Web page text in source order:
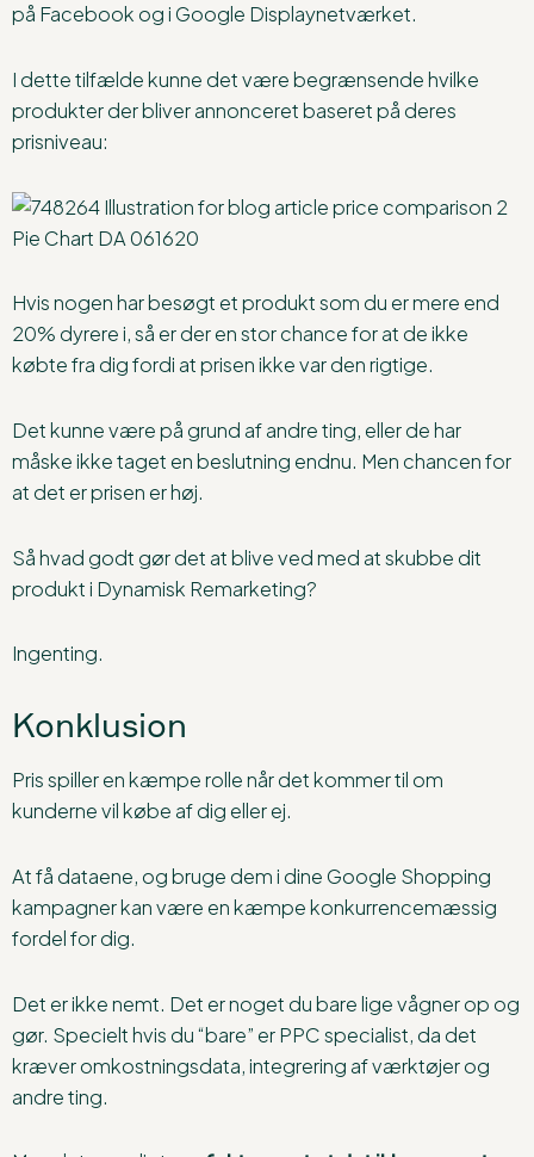
på Facebook og i Google Displaynetværket.
I dette tilfælde kunne det være begrænsende hvilke
produkter der bliver annonceret baseret på deres
prisniveau:
Hvis nogen har besøgt et produkt som du er mere end
20% dyrere i, så er der en stor chance for at de ikke
købte fra dig fordi at prisen ikke var den rigtige.
Det kunne være på grund af andre ting, eller de har
måske ikke taget en beslutning endnu. Men chancen for
at det er prisen er høj.
Så hvad godt gør det at blive ved med at skubbe dit
produkt i Dynamisk Remarketing?
Ingenting.
Konklusion
Pris spiller en kæmpe rolle når det kommer til om
kunderne vil købe af dig eller ej.
At få dataene, og bruge dem i dine Google Shopping
kampagner kan være en kæmpe konkurrencemæssig
fordel for dig.
Det er ikke nemt. Det er noget du bare lige vågner op og
gør. Specielt hvis du “bare” er PPC specialist, da det
kræver omkostningsdata, integrering af værktøjer og
andre ting.